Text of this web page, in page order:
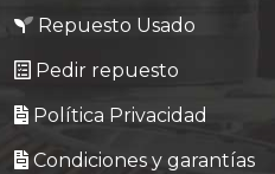
Repuesto Usado
Pedir repuesto
Política Privacidad
Condiciones y garantías